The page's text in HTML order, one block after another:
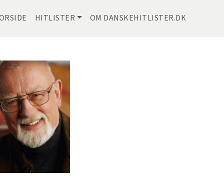
HITLISTER OM DANSKEHITLISTER.DK